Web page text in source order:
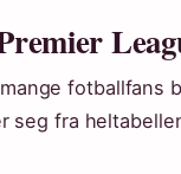
fotballfans
seg fra